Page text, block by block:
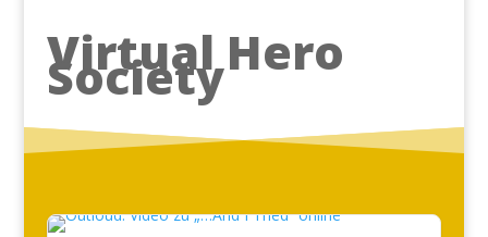
Virtual Hero
Society